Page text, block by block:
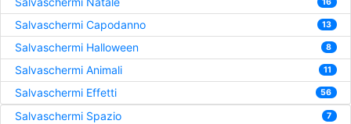
Salvaschermi Capodanno 13
Salvaschermi Halloween 8
Salvaschermi Animali 11
Salvaschermi Effetti 56
Salvaschermi Spazio 7